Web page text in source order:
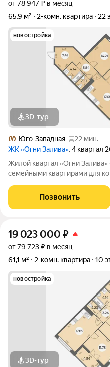
от 78 947 ₽ в месяц
65,9 м²
2-комн. квартира 22
новостройка
3D-тур
Юго-Западная
22 мин.
ЖК «Огни Залива», 4 квартал
Жилой квартал «Огни
семейными квартирами для
социальная среда. В проекте
Позвонить
19 023 000 ₽
от 79 723 ₽ в месяц
61,1 м²
2-комн. квартира 10
новостройка
3D-тур